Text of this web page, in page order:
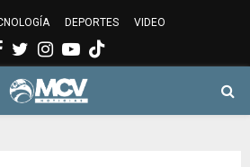
DEPORTES VIDEO
Facebook
Twitter
Instagram
Youtube